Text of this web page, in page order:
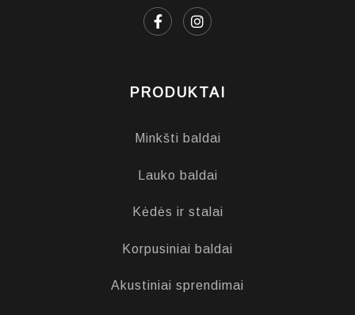
PRODUKTAI
Minkšti baldai
Lauko baldai
Kėdės ir stalai
Korpusiniai baldai
Akustiniai sprendimai